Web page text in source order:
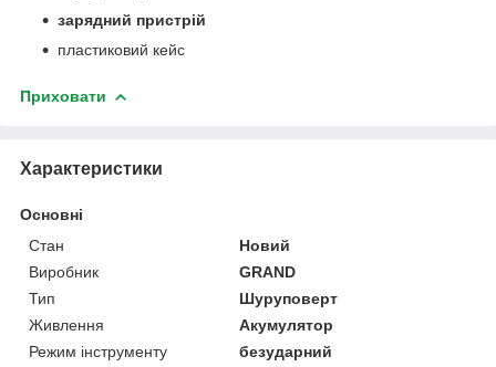
зарядний пристрій
пластиковий кейс
Приховати
Характеристики
Основні
Стан
Новий
Виробник
GRAND
Тип
Шуруповерт
Живлення
Акумулятор
Режим інструменту
безударний